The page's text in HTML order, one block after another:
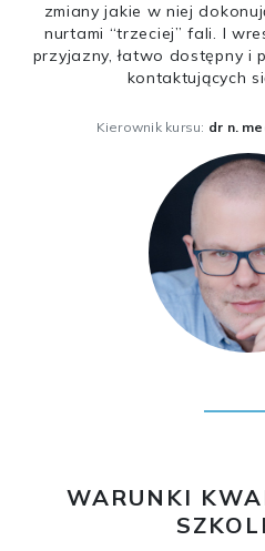
zmiany jakie w niej
nurtami “trzeciej” fali. I
przyjazny, łatwo dostępny i
kontaktujących
Kierownik kursu: dr n.
WARUNKI